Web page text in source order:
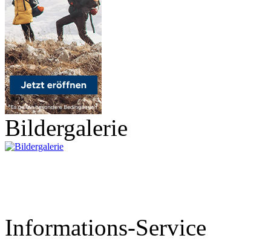
Bildergalerie
Informations-Service